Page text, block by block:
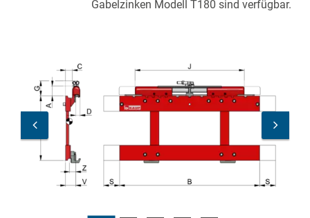
Gabelzinken Modell T180 sind verfügbar.